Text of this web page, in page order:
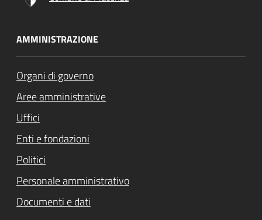
AMMINISTRAZIONE
Organi di governo
Aree amministrative
Uffici
Enti e fondazioni
Politici
Personale amministrativo
Documenti e dati